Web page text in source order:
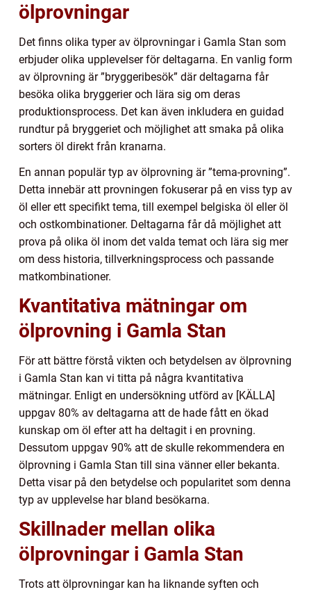
ölprovningar
Det finns olika typer av ölprovningar i Gamla Stan som
erbjuder olika upplevelser för deltagarna. En vanlig form
av ölprovning är ”bryggeribesök” där deltagarna får
besöka olika bryggerier och lära sig om deras
produktionsprocess. Det kan även inkludera en guidad
rundtur på bryggeriet och möjlighet att smaka på olika
sorters öl direkt från kranarna.
En annan populär typ av ölprovning är ”tema-provning”.
Detta innebär att provningen fokuserar på en viss typ av
öl eller ett specifikt tema, till exempel belgiska öl eller öl
och ostkombinationer. Deltagarna får då möjlighet att
prova på olika öl inom det valda temat och lära sig mer
om dess historia, tillverkningsprocess och passande
matkombinationer.
Kvantitativa mätningar om
ölprovning i Gamla Stan
För att bättre förstå vikten och betydelsen av ölprovning
i Gamla Stan kan vi titta på några kvantitativa
mätningar. Enligt en undersökning utförd av [KÄLLA]
uppgav 80% av deltagarna att de hade fått en ökad
kunskap om öl efter att ha deltagit i en provning.
Dessutom uppgav 90% att de skulle rekommendera en
ölprovning i Gamla Stan till sina vänner eller bekanta.
Detta visar på den betydelse och popularitet som denna
typ av upplevelse har bland besökarna.
Skillnader mellan olika
ölprovningar i Gamla Stan
Trots att ölprovningar kan ha liknande syften och